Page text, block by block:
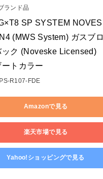
ランド品
SP SYSTEM NOVES
(MWS System) ガスブロ
ック (Noveske Licensed)
ートカラー
R107-FDE
Amazonで見る
楽天市場で見る
Yahoo!ショッピングで見る